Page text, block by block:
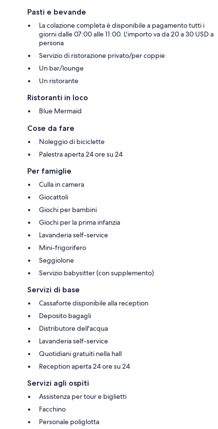
Pasti e bevande
La colazione completa è disponibile a pagamento tutti i
giorni dalle 07:00 alle 11:00. L'importo va da 20 a 30 USD a
persona
Servizio di ristorazione privato/per coppie
Un bar/lounge
Un ristorante
Ristoranti in loco
Blue Mermaid
Cose da fare
Noleggio di biciclette
Palestra aperta 24 ore su 24
Per famiglie
Culla in camera
Giocattoli
Giochi per bambini
Giochi per la prima infanzia
Lavanderia self-service
Mini-frigorifero
Seggiolone
Servizio babysitter (con supplemento)
Servizi di base
Cassaforte disponibile alla reception
Deposito bagagli
Distributore dell'acqua
Lavanderia self-service
Quotidiani gratuiti nella hall
Reception aperta 24 ore su 24
Servizi agli ospiti
Assistenza per tour e biglietti
Facchino
Personale poliglotta